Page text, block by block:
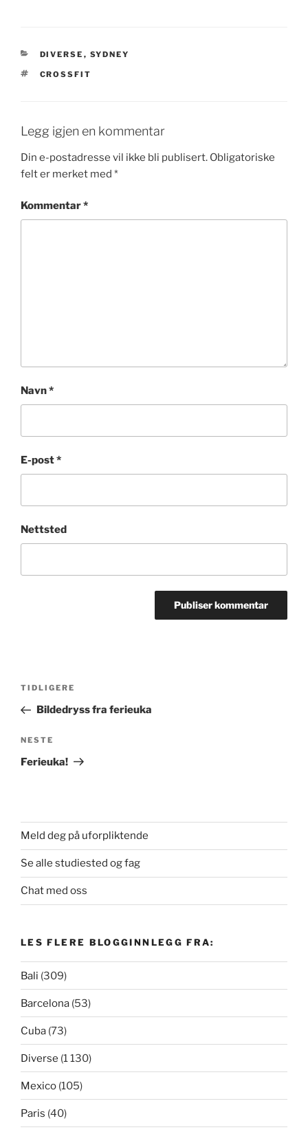
KATEGORIER
DIVERSE , SYDNEY
STIKKORD
CROSSFIT
Legg igjen en kommentar
Din e-postadresse vil ikke bli publisert. Obligatoriske
felt er merket med *
Kommentar*
Navn*
E-post*
Nettsted
Innleggsnavigasjon
Forrige
innlegg
TIDLIGERE
Bildedryss fra ferieuka
Neste
innlegg
NESTE
Ferieuka!
Meld deg på uforpliktende
Se alle studiested og fag
Chat med oss
LES FLERE BLOGGINNLEGG FRA:
Bali (309)
Barcelona (53)
Cuba (73)
Diverse (1 130)
Mexico (105)
Paris (40)